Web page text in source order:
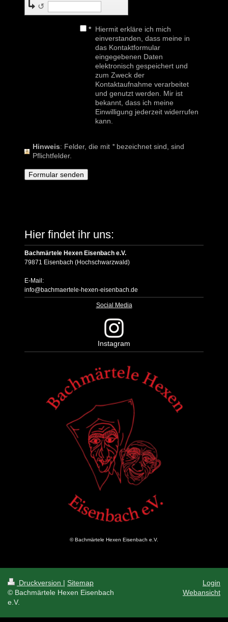
↺
* Hiermit erkläre ich mich
einverstanden, dass meine in
das Kontaktformular
eingegebenen Daten
elektronisch gespeichert und
zum Zweck der
Kontaktaufnahme verarbeitet
und genutzt werden. Mir ist
bekannt, dass ich meine
Einwilligung jederzeit widerrufen
kann.
Hinweis : Felder, die mit *bezeichnet sind, sind
Pflichtfelder.
Hier findet ihr uns:
Bachmärtele Hexen Eisenbach e.V.
79871 Eisenbach (Hochschwarzwald)
E-Mail:
info@bachmaertele-hexen-eisenbach.de
Social Media
Instagram
© Bachmärtele Hexen Eisenbach e.V.
Druckversion | Sitemap
© Bachmärtele Hexen Eisenbach
e.V.
Login
Webansicht